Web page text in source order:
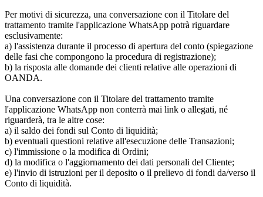
Per motivi di sicurezza, una conversazione con il Titolare del
trattamento tramite l'applicazione WhatsApp potrà riguardare
esclusivamente:
a) l'assistenza durante il processo di apertura del conto (spiegazione
delle fasi che compongono la procedura di registrazione);
b) la risposta alle domande dei clienti relative alle operazioni di
OANDA.
Una conversazione con il Titolare del trattamento tramite
l'applicazione WhatsApp non conterrà mai link o allegati, né
riguarderà, tra le altre cose:
a) il saldo dei fondi sul Conto di liquidità;
b) eventuali questioni relative all'esecuzione delle Transazioni;
c) l'immissione o la modifica di Ordini;
d) la modifica o l'aggiornamento dei dati personali del Cliente;
e) l'invio di istruzioni per il deposito o il prelievo di fondi da/verso il
Conto di liquidità.